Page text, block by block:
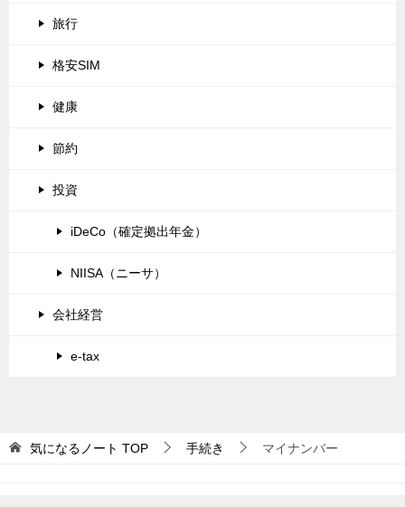
旅行
格安SIM
健康
節約
投資
iDeCo（確定拠出年金）
NIISA（ニーサ）
会社経営
e-tax
気になるノート TOP 手続き マイナンバー